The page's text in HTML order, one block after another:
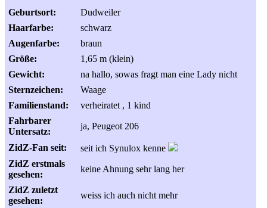
Geburtsort:
Dudweiler
Haarfarbe:
schwarz
Augenfarbe:
braun
Größe:
1,65 m (klein)
Gewicht:
na hallo, sowas fragt man eine Lady nicht
Sternzeichen:
Waage
Familienstand:
verheiratet , 1 kind
Fahrbarer
Untersatz:
ja, Peugeot 206
ZidZ-Fan seit:
seit ich Synulox kenne
ZidZ erstmals
gesehen:
keine Ahnung sehr lang her
ZidZ zuletzt
gesehen:
weiss ich auch nicht mehr